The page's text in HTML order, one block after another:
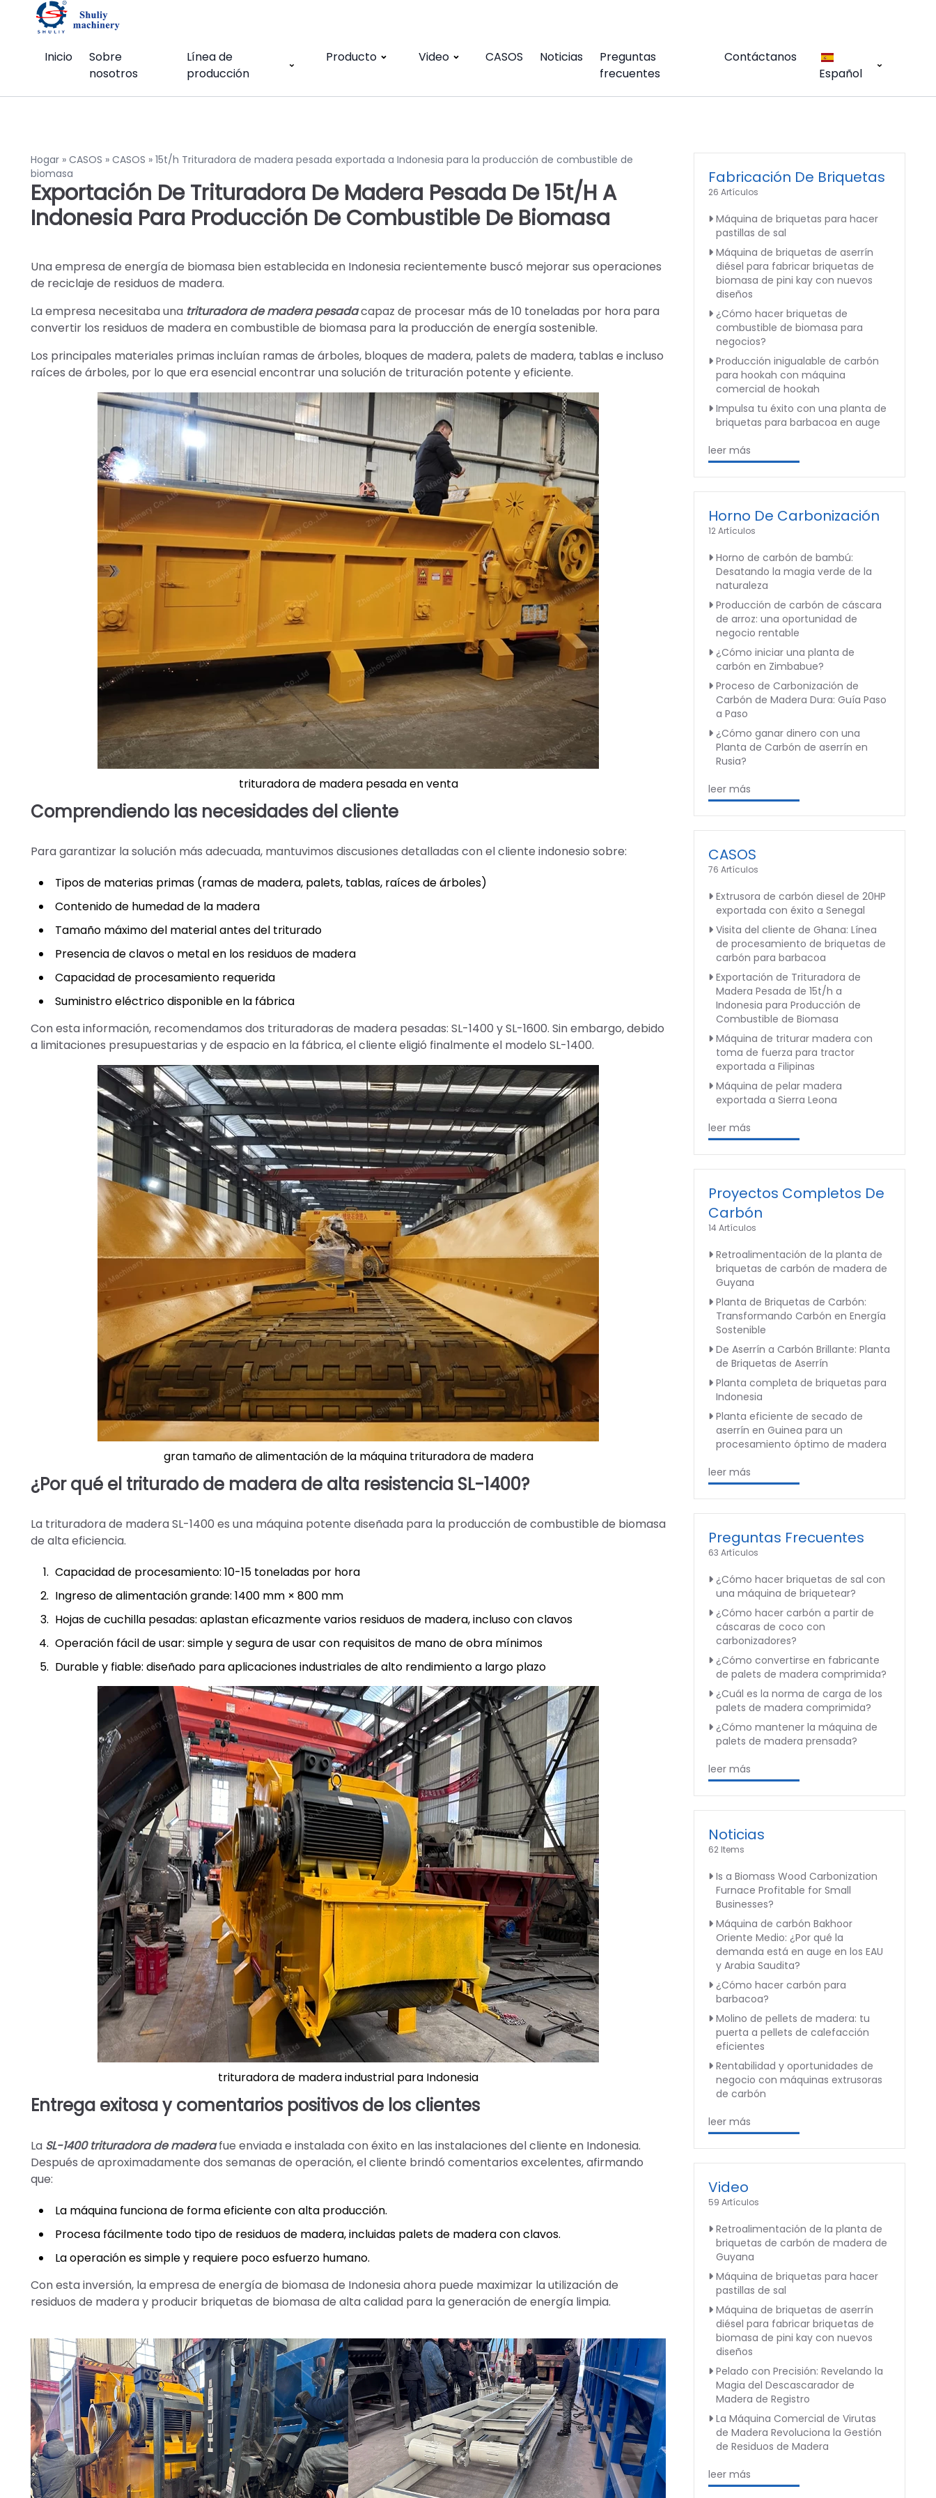
Inicio
Sobre
nosotros
Línea de
producción
Producto Video CASOS Noticias
Preguntas
frecuentes
Contáctanos
Español
Hogar » CASOS » CASOS » 15t/h Trituradora de madera pesada exportada a Indonesia para la producción de combustible de
biomasa
Exportación De Trituradora De Madera Pesada De 15t/h A
Indonesia Para Producción De Combustible De Biomasa
Una empresa de energía de biomasa bien establecida en Indonesia recientemente buscó mejorar sus operaciones
de reciclaje de residuos de madera.
La empresa necesitaba una trituradora de madera pesadacapaz de procesar más de 10 toneladas por hora para
convertir los residuos de madera en combustible de biomasa para la producción de energía sostenible.
Los principales materiales primas incluían ramas de árboles, bloques de madera, palets de madera, tablas e incluso
raíces de árboles, por lo que era esencial encontrar una solución de trituración potente y eficiente.
trituradora de madera pesada en venta
Comprendiendo las necesidades del cliente
Para garantizar la solución más adecuada, mantuvimos discusiones detalladas con el cliente indonesio sobre:
Tipos de materias primas (ramas de madera, palets, tablas, raíces de árboles)
Contenido de humedad de la madera
Tamaño máximo del material antes del triturado
Presencia de clavos o metal en los residuos de madera
Capacidad de procesamiento requerida
Suministro eléctrico disponible en la fábrica
Con esta información, recomendamos dos trituradoras de madera pesadas: SL-1400 y SL-1600. Sin embargo, debido
a limitaciones presupuestarias y de espacio en la fábrica, el cliente eligió finalmente el modelo SL-1400.
gran tamaño de alimentación de la máquina trituradora de madera
¿Por qué el triturado de madera de alta resistencia SL-1400?
La trituradora de madera SL-1400 es una máquina potente diseñada para la producción de combustible de biomasa
de alta eficiencia.
Capacidad de procesamiento: 10-15 toneladas por hora
Ingreso de alimentación grande: 1400 mm × 800 mm
Hojas de cuchilla pesadas: aplastan eficazmente varios residuos de madera, incluso con clavos
Operación fácil de usar: simple y segura de usar con requisitos de mano de obra mínimos
Durable y fiable: diseñado para aplicaciones industriales de alto rendimiento a largo plazo
trituradora de madera industrial para Indonesia
Entrega exitosa y comentarios positivos de los clientes
La SL-1400 trituradora de maderafue enviada e instalada con éxito en las instalaciones del cliente en Indonesia.
Después de aproximadamente dos semanas de operación, el cliente brindó comentarios excelentes, afirmando
que:
La máquina funciona de forma eficiente con alta producción.
Procesa fácilmente todo tipo de residuos de madera, incluidas palets de madera con clavos.
La operación es simple y requiere poco esfuerzo humano.
Con esta inversión, la empresa de energía de biomasa de Indonesia ahora puede maximizar la utilización de
residuos de madera y producir briquetas de biomasa de alta calidad para la generación de energía limpia.
Fabricación De Briquetas
26 Artículos
Máquina de briquetas para hacer
pastillas de sal
Máquina de briquetas de aserrín
diésel para fabricar briquetas de
biomasa de pini kay con nuevos
diseños
¿Cómo hacer briquetas de
combustible de biomasa para
negocios?
Producción inigualable de carbón
para hookah con máquina
comercial de hookah
Impulsa tu éxito con una planta de
briquetas para barbacoa en auge
leer más
Horno De Carbonización
12 Artículos
Horno de carbón de bambú:
Desatando la magia verde de la
naturaleza
Producción de carbón de cáscara
de arroz: una oportunidad de
negocio rentable
¿Cómo iniciar una planta de
carbón en Zimbabue?
Proceso de Carbonización de
Carbón de Madera Dura: Guía Paso
a Paso
¿Cómo ganar dinero con una
Planta de Carbón de aserrín en
Rusia?
leer más
CASOS
76 Artículos
Extrusora de carbón diesel de 20HP
exportada con éxito a Senegal
Visita del cliente de Ghana: Línea
de procesamiento de briquetas de
carbón para barbacoa
Exportación de Trituradora de
Madera Pesada de 15t/h a
Indonesia para Producción de
Combustible de Biomasa
Máquina de triturar madera con
toma de fuerza para tractor
exportada a Filipinas
Máquina de pelar madera
exportada a Sierra Leona
leer más
Proyectos Completos De
Carbón
14 Artículos
Retroalimentación de la planta de
briquetas de carbón de madera de
Guyana
Planta de Briquetas de Carbón:
Transformando Carbón en Energía
Sostenible
De Aserrín a Carbón Brillante: Planta
de Briquetas de Aserrín
Planta completa de briquetas para
Indonesia
Planta eficiente de secado de
aserrín en Guinea para un
procesamiento óptimo de madera
leer más
Preguntas Frecuentes
63 Artículos
¿Cómo hacer briquetas de sal con
una máquina de briquetear?
¿Cómo hacer carbón a partir de
cáscaras de coco con
carbonizadores?
¿Cómo convertirse en fabricante
de palets de madera comprimida?
¿Cuál es la norma de carga de los
palets de madera comprimida?
¿Cómo mantener la máquina de
palets de madera prensada?
leer más
Noticias
62 Items
Is a Biomass Wood Carbonization
Furnace Profitable for Small
Businesses?
Máquina de carbón Bakhoor
Oriente Medio: ¿Por qué la
demanda está en auge en los EAU
y Arabia Saudita?
¿Cómo hacer carbón para
barbacoa?
Molino de pellets de madera: tu
puerta a pellets de calefacción
eficientes
Rentabilidad y oportunidades de
negocio con máquinas extrusoras
de carbón
leer más
Video
59 Artículos
Retroalimentación de la planta de
briquetas de carbón de madera de
Guyana
Máquina de briquetas para hacer
pastillas de sal
Máquina de briquetas de aserrín
diésel para fabricar briquetas de
biomasa de pini kay con nuevos
diseños
Pelado con Precisión: Revelando la
Magia del Descascarador de
Madera de Registro
La Máquina Comercial de Virutas
de Madera Revoluciona la Gestión
de Residuos de Madera
leer más